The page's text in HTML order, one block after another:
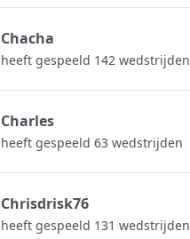
Chacha
heeft gespeeld 142 wedstrijden
Charles
heeft gespeeld 63 wedstrijden
Chrisdrisk76
heeft gespeeld 131 wedstrijden